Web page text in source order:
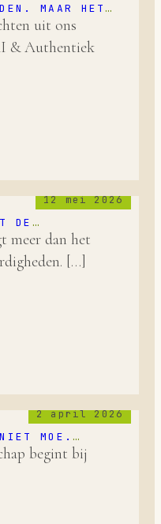
MAAR HET
TE
uit ons
& Authentiek
12 mei 2026
DE
VAN
meer dan het
[…]
2 april 2026
MOE.
begint bij